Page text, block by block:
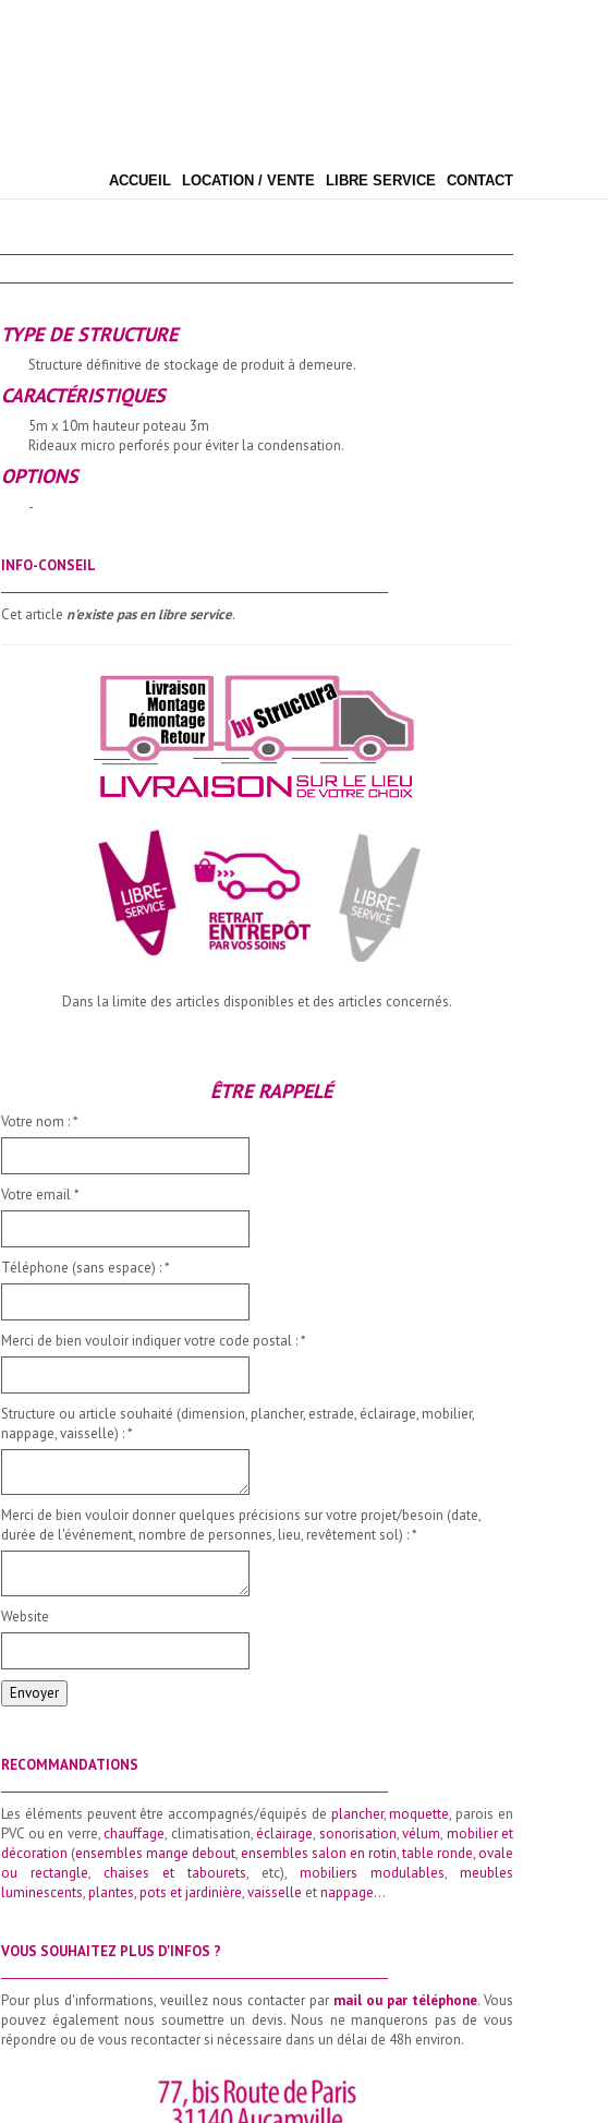
ACCUEIL LOCATION / VENTE LIBRE SERVICE CONTACT
TYPE DE STRUCTURE
Structure définitive de stockage de produit à demeure.
CARACTÉRISTIQUES
5m x 10m hauteur poteau 3m
Rideaux micro perforés pour éviter la condensation.
OPTIONS
-
INFO-CONSEIL
Cet article n'existe pas en libre service.
Dans la limite des articles disponibles et des articles concernés.
ÊTRE RAPPELÉ
Votre nom :*
Votre email*
Téléphone (sans espace) :*
Merci de bien vouloir indiquer votre code postal :*
Structure ou article souhaité (dimension, plancher, estrade, éclairage, mobilier,
nappage, vaisselle) :*
Merci de bien vouloir donner quelques précisions sur votre projet/besoin (date,
durée de l'événement, nombre de personnes, lieu, revêtement sol) :*
Website
Envoyer
RECOMMANDATIONS
Les éléments peuvent être accompagnés/équipés de plancher,moquette, parois en
PVC ou en verre,chauffage, climatisation,éclairage, sonorisation,vélum, mobilier et
décoration (ensembles mange debout,ensembles salon en rotin,table ronde,ovale
ou rectangle, chaises et tabourets, etc), mobiliers modulables, meubles
luminescents,plantes, pots et jardinière,vaisselle etnappage…
VOUS SOUHAITEZ PLUS D'INFOS ?
Pour plus d'informations, veuillez nous contacter par mail ou par téléphone. Vous
pouvez également nous soumettre un devis. Nous ne manquerons pas de vous
répondre ou de vous recontacter si nécessaire dans un délai de 48h environ.